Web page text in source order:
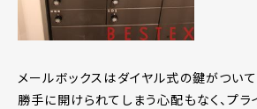
メールボックスはダイヤル式の鍵がついて
勝手に開けられてしまう心配もなく、プラ